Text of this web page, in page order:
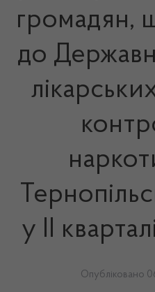
громадян,
до
у ІІ
Опубліковано